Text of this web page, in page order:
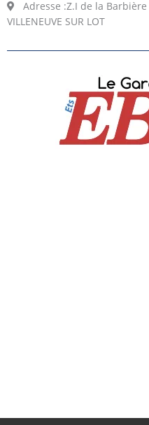
Adresse :Z.I de la
VILLENEUVE SUR LOT